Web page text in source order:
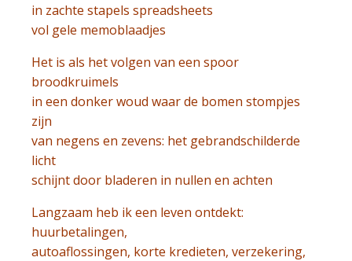
in zachte stapels spreadsheets
vol gele memoblaadjes
Het is als het volgen van een spoor
broodkruimels
in een donker woud waar de bomen stompjes
zijn
van negens en zevens: het gebrandschilderde
licht
schijnt door bladeren in nullen en achten
Langzaam heb ik een leven ontdekt:
huurbetalingen,
autoaflossingen, korte kredieten, verzekering,